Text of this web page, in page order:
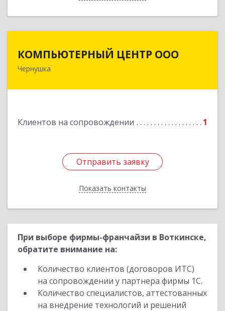
КОМПЬЮТЕРНЫЙ ЦЕНТР ООО
Чернушка
Клиентов на сопровождении 1
Отправить заявку
Показать контакты
КОМПЬЮТЕРНЫЙ ЦЕНТР ООО
Отправить заявку
Назад
При выборе фирмы-франчайзи в Воткинске,
обратите внимание на:
Количество клиентов (договоров ИТС)
на сопровождении у партнера фирмы 1С.
Количество специалистов, аттестованных
на внедрение технологий и решений